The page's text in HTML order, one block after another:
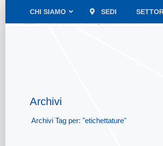
CHI SIAMO SEDI
Archivi
Archivi Tag per: "etichettature"